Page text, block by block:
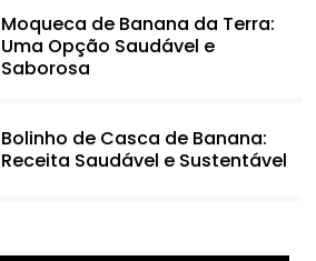
Moqueca de Banana da Terra:
Uma Opção Saudável e
Saborosa
Bolinho de Casca de Banana:
Receita Saudável e Sustentável